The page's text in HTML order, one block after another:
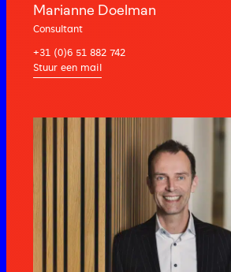
Marianne Doelman
Consultant
+31 (0)6 51 882 742